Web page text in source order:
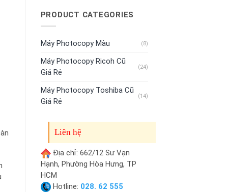
PRODUCT CATEGORIES
Máy Photocopy Màu (8)
Máy Photocopy Ricoh Cũ
Giá Rẻ
(24)
Máy Photocopy Toshiba Cũ
Giá Rẻ
(14)
Liên hệ
Địa chỉ: 662/12 Sư Vạn
Hạnh, Phường Hòa Hưng, TP
HCM
Hotline: 028. 62 555